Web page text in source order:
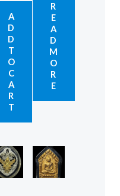
A
D
D
T
O
C
A
R
T
R
E
A
D
M
O
R
E